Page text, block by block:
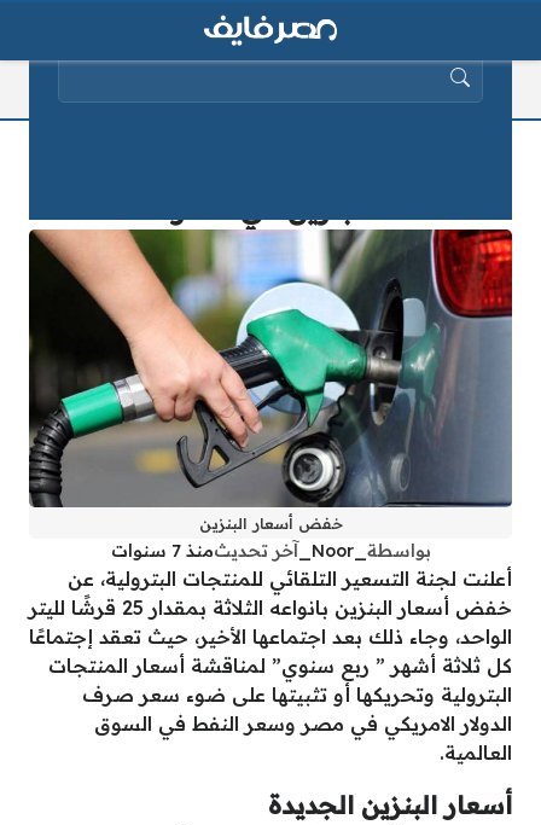
خفض أسعار البنزين
بواسطة _Noor_ آخر تحديثمنذ 7 سنوات
أعلنت لجنة التسعير التلقائي للمنتجات البترولية، عن
خفض أسعار البنزين بانواعه الثلاثة بمقدار 25 قرشًا لليتر
الواحد، وجاء ذلك بعد اجتماعها الأخير، حيث تعقد إجتماعًا
كل ثلاثة أشهر ” ربع سنوي” لمناقشة أسعار المنتجات
البترولية وتحريكها أو تثبيتها على ضوء سعر صرف
الدولار الامريكي في مصر وسعر النفط في السوق
العالمية.
أسعار البنزين الجديدة
البحث عن: